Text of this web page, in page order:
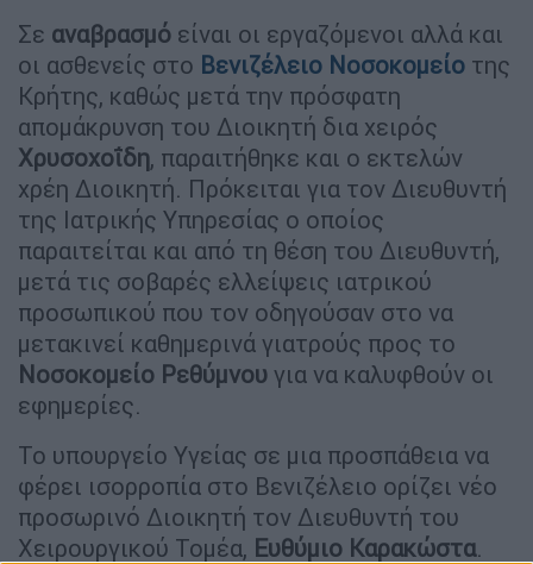
Σε αναβρασμό είναι οι εργαζόμενοι αλλά και
οι ασθενείς στο Βενιζέλειο Νοσοκομείο της
Κρήτης, καθώς μετά την πρόσφατη
απομάκρυνση του Διοικητή δια χειρός
Χρυσοχοΐδη, παραιτήθηκε και ο εκτελών
χρέη Διοικητή. Πρόκειται για τον Διευθυντή
της Ιατρικής Υπηρεσίας ο οποίος
παραιτείται και από τη θέση του Διευθυντή,
μετά τις σοβαρές ελλείψεις ιατρικού
προσωπικού που τον οδηγούσαν στο να
μετακινεί καθημερινά γιατρούς προς το
Νοσοκομείο Ρεθύμνου για να καλυφθούν οι
εφημερίες.
Το υπουργείο Υγείας σε μια προσπάθεια να
φέρει ισορροπία στο Βενιζέλειο ορίζει νέο
προσωρινό Διοικητή τον Διευθυντή του
Χειρουργικού Τομέα, Ευθύμιο Καρακώστα.